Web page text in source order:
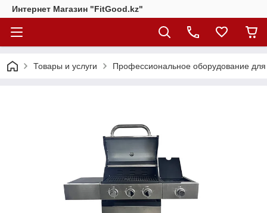
Интернет Магазин "FitGood.kz"
Товары и услуги Профессиональное оборудование